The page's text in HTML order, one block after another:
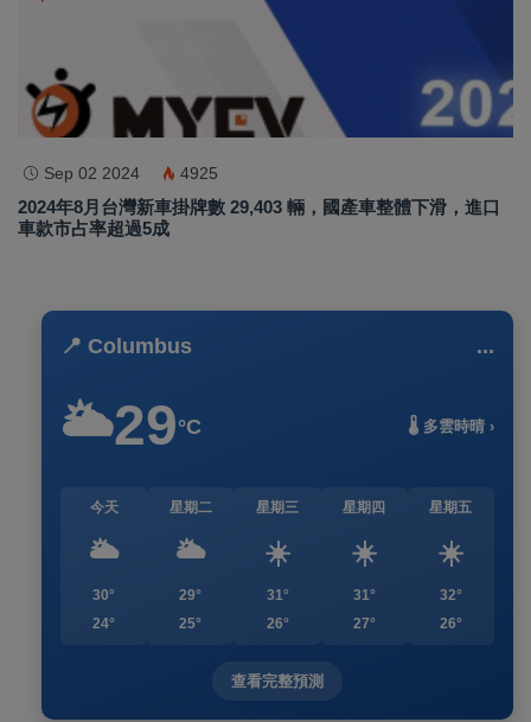
Sep 02 2024 4925
2024年8月台灣新車掛牌數 29,403 輛，國產車整體下滑，進口
車款市占率超過5成
📍 Columbus ...
🌥️29°C 🌡️ 多雲時晴 ›
今天
🌥️
30°
24°
星期二
🌥️
29°
25°
星期三
☀️
31°
26°
星期四
☀️
31°
27°
星期五
☀️
32°
26°
查看完整預測